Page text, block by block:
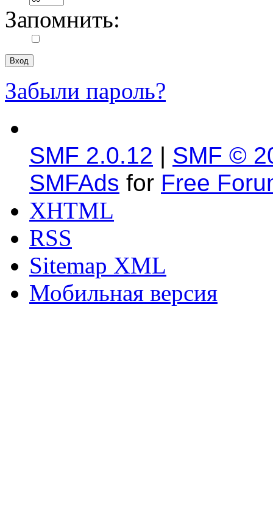
Запомнить:
Забыли пароль?
SMF 2.0.12 | SMF ©
SMFAds for Free
XHTML
RSS
Sitemap XML
Мобильная версия